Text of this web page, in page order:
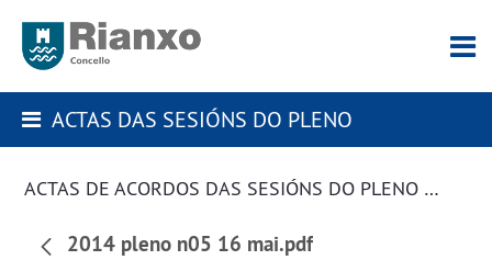
ACTAS DAS SESIÓNS DO PLENO
ACTAS DE ACORDOS DAS SESIÓNS DO PLENO DA CORPORACIÓN
2014 pleno n05 16 mai.pdf